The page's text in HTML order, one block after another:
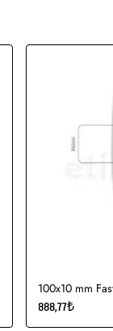
zarar
için
tutkal), Holtmelt
yapışkanlı
tutkal)
raf etiketi,
kullanımı
100x10 mm
888,77₺